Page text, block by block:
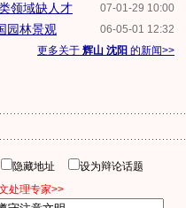
07-01-29 10:00
领域缺人才
06-05-01 12:32
园林景观
更多关于 辉山 沈阳 的新闻>>
隐藏地址
设为辩论话题
处理专家>>